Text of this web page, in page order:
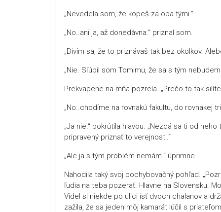
„Nevedela som, že kopeš za oba tými.“
„No..ani ja, až donedávna.“ priznal som.
„Divím sa, že to priznávaš tak bez okolkov.
„Nie. Sľúbil som Tomimu, že sa s tým
Prekvapene na mňa pozrela. „Prečo to tak
„No..chodíme na rovnakú fakultu, do rovnakej
„Ja nie.“ pokrútila hlavou. „Nezdá sa ti od
pripravený priznať to verejnosti.“
„Ale ja s tým problém nemám.“ úprimne.
Nahodila taký svoj pochybovačný pohľad.
ľudia na teba pozerať. Hlavne na Slovensku.
Videl si niekde po ulici ísť dvoch chalanov a
zažila, že sa jeden môj kamarát lúčil s